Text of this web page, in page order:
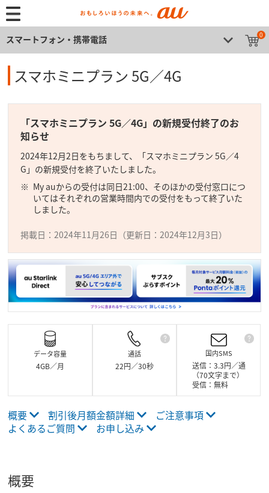
スマートフォン・携帯電話 0
スマホミニプラン 5G／4G
「スマホミニプラン 5G／4G」の新規受付終了のお
知らせ
2024年12月2日をもちまして、「スマホミニプラン 5G／4
G」の新規受付を終了いたしました。
My auからの受付は同日21:00、そのほかの受付窓口につ
いてはそれぞれの営業時間内での受付をもって終了いた
しました。
掲載日：2024年11月26日（更新日：2024年12月3日）
データ容量
4GB／月
通話
22円／30秒
通話
衛星電話への通話な
す。また他社が料金
がかかります。
国内SMS
送信：3.3円／通
（70文字まで）
受信：無料
概要 割引後月額金額詳細
ご注意事項
よくあるご質問
お申し込み
概要